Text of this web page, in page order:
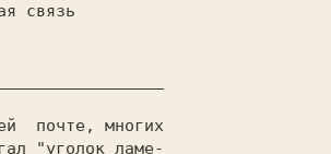
связь